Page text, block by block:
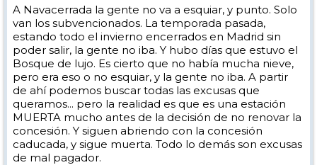
A Navacerrada la gente no va a esquiar, y punto. Solo
van los subvencionados. La temporada pasada,
estando todo el invierno encerrados en Madrid sin
poder salir, la gente no iba. Y hubo días que estuvo el
Bosque de lujo. Es cierto que no había mucha nieve,
pero era eso o no esquiar, y la gente no iba. A partir
de ahí podemos buscar todas las excusas que
queramos... pero la realidad es que es una estación
MUERTA mucho antes de la decisión de no renovar la
concesión. Y siguen abriendo con la concesión
caducada, y sigue muerta. Todo lo demás son excusas
de mal pagador.